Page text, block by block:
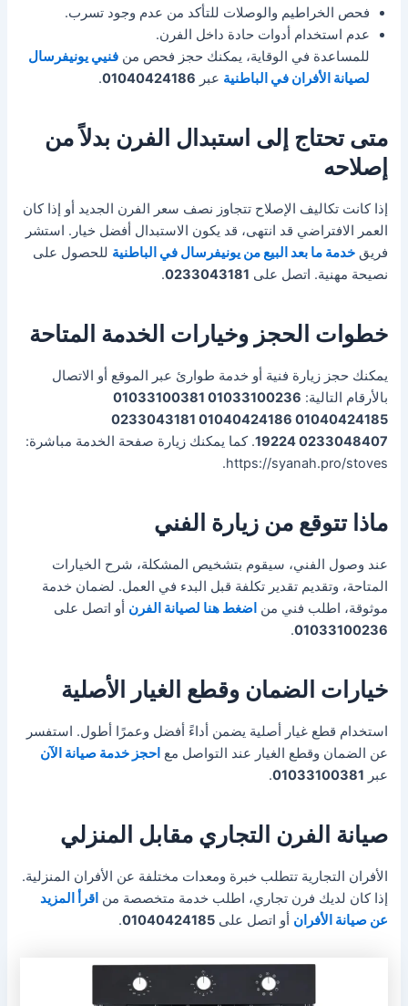
فحص الخراطيم والوصلات للتأكد من عدم وجود تسرب.
عدم استخدام أدوات حادة داخل الفرن.
للمساعدة في الوقاية، يمكنك حجز فحص منفنيي يونيفرسال
لصيانة الأفران في الباطنية عبر 01040424186
.
متى تحتاج إلى استبدال الفرن بدلاً من
إصلاحه
إذا كانت تكاليف الإصلاح تتجاوز نصف سعر الفرن الجديد أو إذا كان
العمر الافتراضي قد انتهى، قد يكون الاستبدال أفضل خيار. استشر
فريقخدمة ما بعد البيع من يونيفرسال في الباطنية للحصول على
نصيحة مهنية. اتصل على 0233043181
.
خطوات الحجز وخيارات الخدمة المتاحة
يمكنك حجز زيارة فنية أو خدمة طوارئ عبر الموقع أو الاتصال
بالأرقام التالية:
01033100236 01033100381
01040424185 01040424186 0233043181
0233048407 19224
. كما يمكنك زيارة صفحة الخدمة مباشرة:
https://syanah.pro/stoves.
ماذا تتوقع من زيارة الفني
عند وصول الفني، سيقوم بتشخيص المشكلة، شرح الخيارات
المتاحة، وتقديم تقدير تكلفة قبل البدء في العمل. لضمان خدمة
موثوقة، اطلب فني من اضغط هنا لصيانة الفرن أو اتصل على
01033100236
.
خيارات الضمان وقطع الغيار الأصلية
استخدام قطع غيار أصلية يضمن أداءً أفضل وعمرًا أطول. استفسر
عن الضمان وقطع الغيار عند التواصل مع احجز خدمة صيانة الآن
عبر 01033100381
.
صيانة الفرن التجاري مقابل المنزلي
الأفران التجارية تتطلب خبرة ومعدات مختلفة عن الأفران المنزلية.
إذا كان لديك فرن تجاري، اطلب خدمة متخصصة من اقرأ المزيد
عن صيانة الأفران أو اتصل على01040424185
.